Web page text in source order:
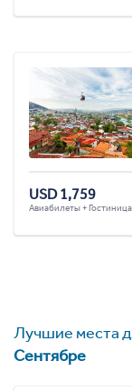
USD 1,759
Авиабилеты +
Лучшие места
Сентябре